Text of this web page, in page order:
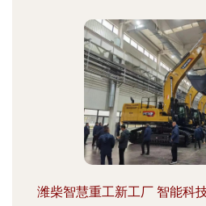
潍柴智慧重工新工厂 智能科